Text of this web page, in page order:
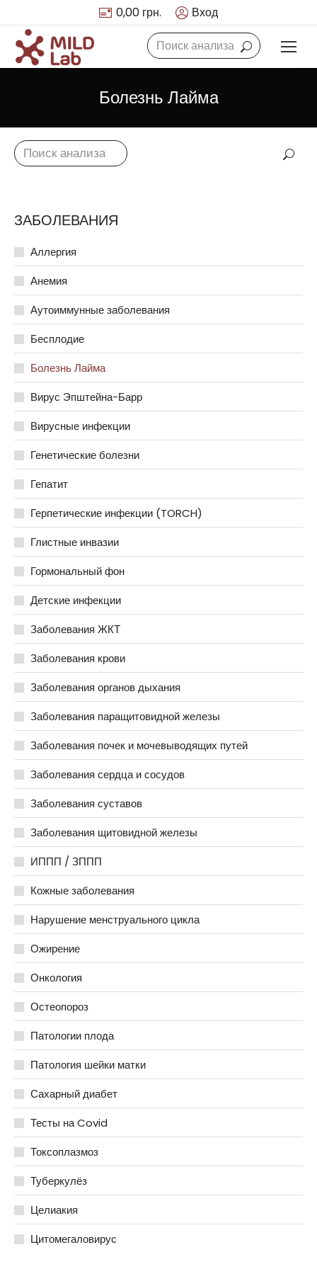
0,00 грн. Вход
Search:
Болезнь Лайма
Search:
ЗАБОЛЕВАНИЯ
Аллергия
Анемия
Аутоиммунные заболевания
Бесплодие
Болезнь Лайма
Вирус Эпштейна-Барр
Вирусные инфекции
Генетические болезни
Гепатит
Герпетические инфекции (TORCH)
Глистные инвазии
Гормональный фон
Детские инфекции
Заболевания ЖКТ
Заболевания крови
Заболевания органов дыхания
Заболевания паращитовидной железы
Заболевания почек и мочевыводящих путей
Заболевания сердца и сосудов
Заболевания суставов
Заболевания щитовидной железы
ИППП / ЗППП
Кожные заболевания
Нарушение менструального цикла
Ожирение
Онкология
Остеопороз
Патологии плода
Патология шейки матки
Сахарный диабет
Тесты на Covid
Токсоплазмоз
Туберкулёз
Целиакия
Цитомегаловирус